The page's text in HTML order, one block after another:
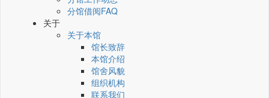
分馆借阅FAQ
关于
关于本馆
馆长致辞
本馆介绍
馆舍风貌
组织机构
联系我们